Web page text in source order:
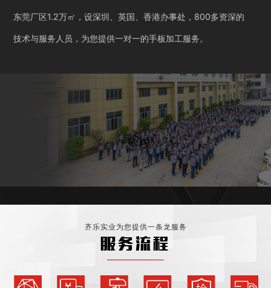
东莞厂区1.2万㎡，设深圳、英国、香港办事处，800多资深的
技术与服务人员，为您提供一对一的手板加工服务。
齐乐实业为您提供一条龙服务
服务流程